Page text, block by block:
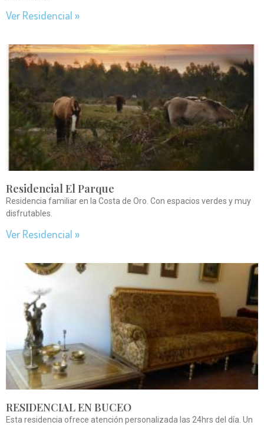
Ver Residencial »
Residencial El Parque
Residencia familiar en la Costa de Oro. Con espacios verdes y muy
disfrutables.
Ver Residencial »
RESIDENCIAL EN BUCEO
Esta residencia ofrece atención personalizada las 24hrs del día. Un